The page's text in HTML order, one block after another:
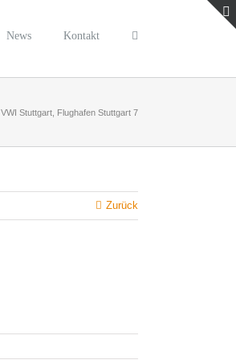
News Kontakt
VWI Stuttgart, Flughafen Stuttgart 7
Zurück